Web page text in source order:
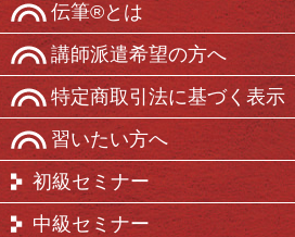
伝筆®とは
講師派遣希望の方へ
特定商取引法に基づく表示
習いたい方へ
初級セミナー
中級セミナー